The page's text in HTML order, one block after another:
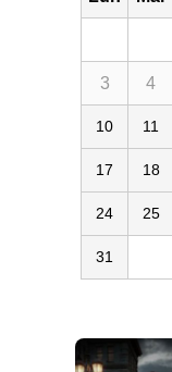
3 4
10 11
17 18
24 25
31